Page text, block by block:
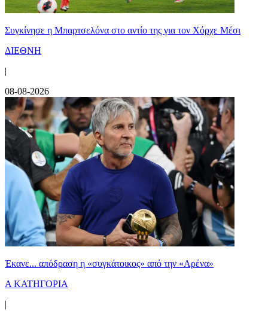
Συγκίνησε η Μπαρτσελόνα στο αντίο της για τον Χόρχε Μέσι
ΔΙΕΘΝΗ
|
08-08-2026
Έκανε... απόδραση η «συγκάτοικος» από την «Αρένα»
Α ΚΑΤΗΓΟΡΙΑ
|